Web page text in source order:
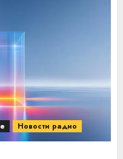
Новости радио